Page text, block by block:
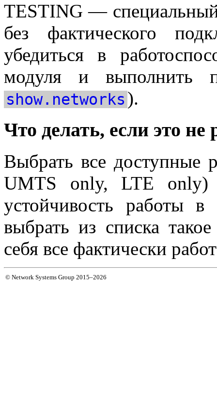
TESTING —
без фактического
убедиться в
модуля и выполнить
show.networks ).
Что делать, если это не
Выбрать все
UMTS only, LTE only)
устойчивость работы
выбрать из списка
себя все фактически
© Network Systems Group 2015–2026